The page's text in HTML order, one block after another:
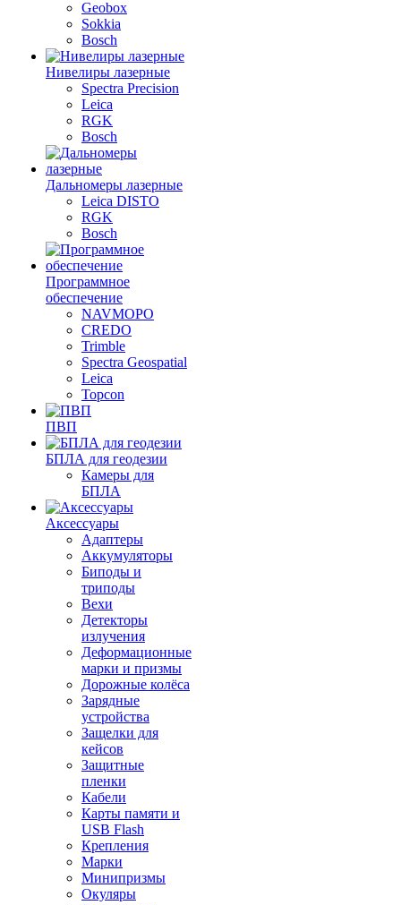
Geobox
Sokkia
Bosch
Нивелиры лазерные
Spectra Precision
Leica
RGK
Bosch
Дальномеры лазерные
Leica DISTO
RGK
Bosch
Программное
обеспечение
NAVMOPO
CREDO
Trimble
Spectra Geospatial
Leica
Topcon
ПВП
БПЛА для геодезии
Камеры для
БПЛА
Аксессуары
Адаптеры
Аккумуляторы
Биподы и
триподы
Вехи
Детекторы
излучения
Деформационные
марки и призмы
Дорожные колёса
Зарядные
устройства
Защелки для
кейсов
Защитные
пленки
Кабели
Карты памяти и
USB Flash
Крепления
Марки
Минипризмы
Окуляры